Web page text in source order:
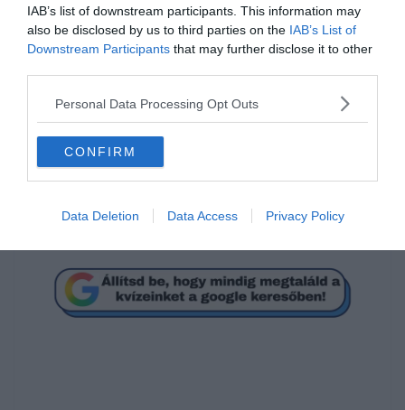
IAB’s list of downstream participants. This information may
also be disclosed by us to third parties on the IAB’s List of
Downstream Participants that may further disclose it to other
Personal Data Processing Opt Outs
CONFIRM
Data Deletion Data Access Privacy Policy
Mi a megoldás?
1
10
4